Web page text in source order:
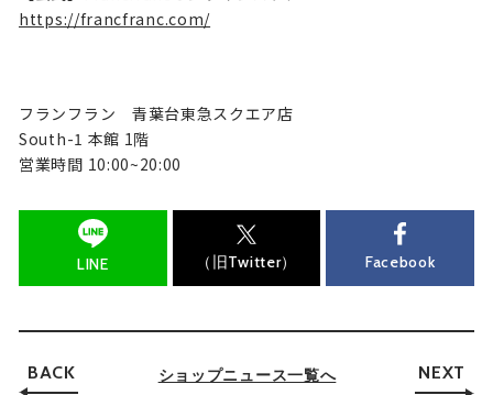
https://francfranc.com/
フランフラン 青葉台東急スクエア店
South-1 本館 1階
営業時間 10:00~20:00
LINE （旧Twitter） Facebook
BACK ショップニュース一覧へ NEXT